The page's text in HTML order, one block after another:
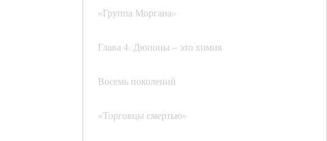
«Группа Моргана»
Глава 4. Дюпоны – это химия
Восемь поколений
«Торговцы смертью»